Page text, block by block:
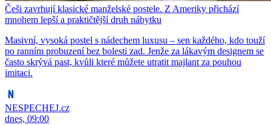
Češi zavrhují klasické manželské postele. Z Ameriky přichází
mnohem lepší a praktičtější druh nábytku
Masivní, vysoká postel s nádechem luxusu – sen každého, kdo touží
po ranním probuzení bez bolesti zad. Jenže za lákavým designem se
často skrývá past, kvůli které můžete utratit majlant za pouhou
imitaci.
NESPECHEJ.cz
dnes, 09:00